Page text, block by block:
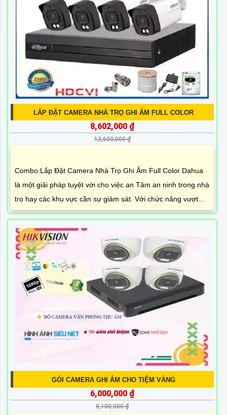
LẮP ĐẶT CAMERA NHÀ TRỌ GHI ÂM FULL COLOR
8,602,000 ₫
12,600,000 ₫
Combo Lắp Đặt Camera Nhà Trọ Ghi Âm Full Color Dahua
là một giải pháp tuyệt vời cho việc an Tâm an ninh trong nhà
trọ hay các khu vực cần sự giám sát. Với chức năng vượt...
GÓI CAMERA GHI ÂM CHO TIỆM VÀNG
6,000,000 ₫
8,100,000 ₫